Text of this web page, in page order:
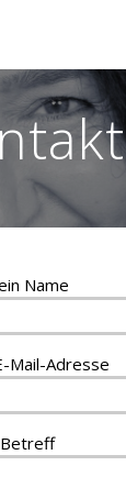
Name
Mail-Adresse
Betreff